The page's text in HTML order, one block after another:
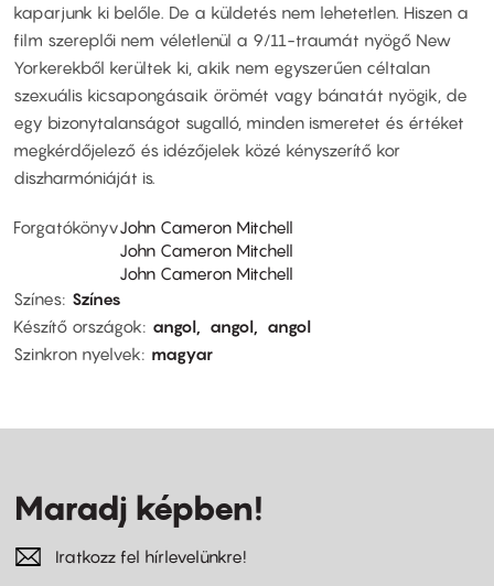
kaparjunk ki belőle. De a küldetés nem lehetetlen. Hiszen a
film szereplői nem véletlenül a 9/11-traumát nyögő New
Yorkerekből kerültek ki, akik nem egyszerűen céltalan
szexuális kicsapongásaik örömét vagy bánatát nyögik, de
egy bizonytalanságot sugalló, minden ismeretet és értéket
megkérdőjelező és idézőjelek közé kényszerítő kor
diszharmóniáját is.
ForgatókönyvJohn Cameron Mitchell
John Cameron Mitchell
John Cameron Mitchell
Színes Színes
Készítő országok
angol angol
angol
Szinkron nyelvek
magyar
Maradj képben!
Iratkozz fel hírlevelünkre!